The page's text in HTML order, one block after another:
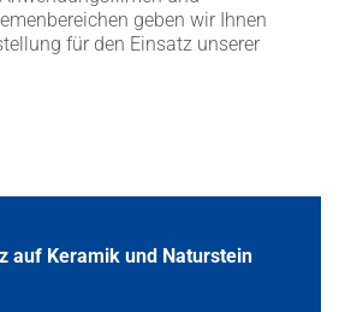
geben wir Ihnen
für den Einsatz unserer
auf Keramik und Naturstein